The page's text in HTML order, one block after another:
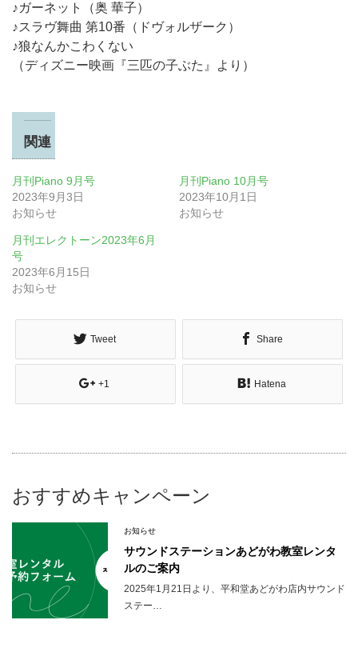
♪ガーネット（奥 華子）
♪スラヴ舞曲 第10番（ドヴォルザーク）
♪狼なんかこわくない
（ディズニー映画『三匹の子ぶた』より）
関連
月刊Piano 9月号
2023年9月3日
お知らせ
月刊Piano 10月号
2023年10月1日
お知らせ
月刊エレクトーン2023年6月
号
2023年6月15日
お知らせ
Tweet Share
+1 Hatena
おすすめキャンペーン
お知らせ
サウンドステーションあどがわ教室レンタ
ルのご案内
2025年1月21日より、平和堂あどがわ店内サウンド
ステー…